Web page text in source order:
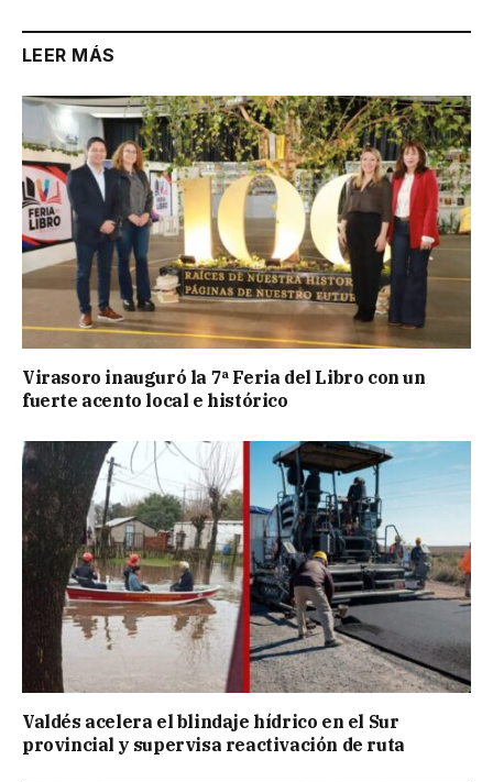
LEER MÁS
Virasoro inauguró la 7ª Feria del Libro con un
fuerte acento local e histórico
Valdés acelera el blindaje hídrico en el Sur
provincial y supervisa reactivación de ruta